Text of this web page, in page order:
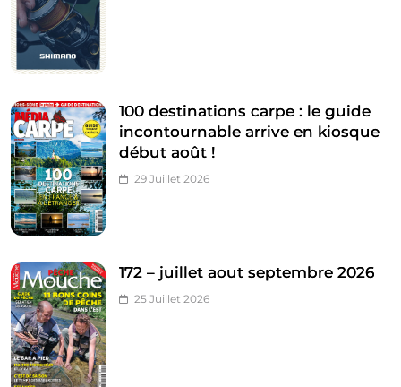
100 destinations carpe : le guide
incontournable arrive en kiosque
début août !
29 Juillet 2026
172 – juillet aout septembre 2026
25 Juillet 2026